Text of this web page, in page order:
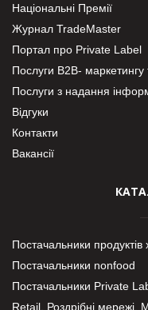
Національні Премії
Журнал TradeMaster
Портал про Private Label
Послуги В2В- маркетингу
Послуги з надання
Відгуки
Контакти
Вакансії
Постачальники продуктів
Постачальники nonfood
Постачальники Private
Retail. Роздрібні мережі,